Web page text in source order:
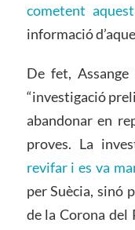
cometent
informació
De fet,
“investigació
abandonar en
proves. La
revifar i es va
per Suècia, sinó
de la Corona del